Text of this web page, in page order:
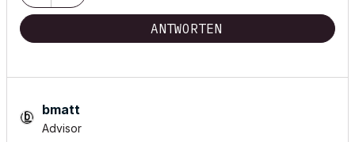
ANTWORTEN
bmatt
Advisor